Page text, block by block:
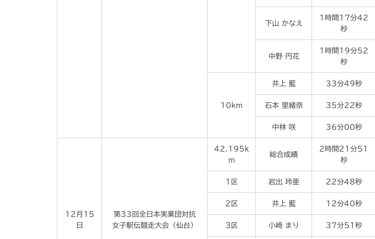
下山 かなえ
1時間17分42
秒
中野 円花
1時間19分52
秒
10km
井上 藍 33分49秒
石本 里緒奈 35分22秒
中林 咲 36分00秒
12月15
日
第33回全日本実業団対抗
女子駅伝競走大会（仙台）
42.195k
m
総合成績
2時間21分51
秒
1区 岩出 玲亜 22分48秒
2区 井上 藍 12分40秒
3区 小﨑 まり 37分51秒